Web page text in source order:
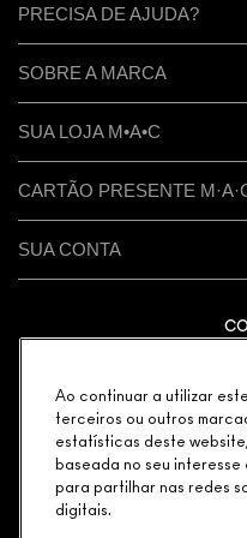
PRECISA DE AJUDA?
SOBRE A MARCA
SUA LOJA M•A•C
CARTÃO PRESENTE
SUA CONTA
GERENCIAR COOKIES DO
TERMOS
POLÍTICA M·A·C
© MAKE-UP ART
Ao continuar a utilizar
terceiros ou outros
estatísticas deste
baseada no seu
para partilhar nas redes
digitais.